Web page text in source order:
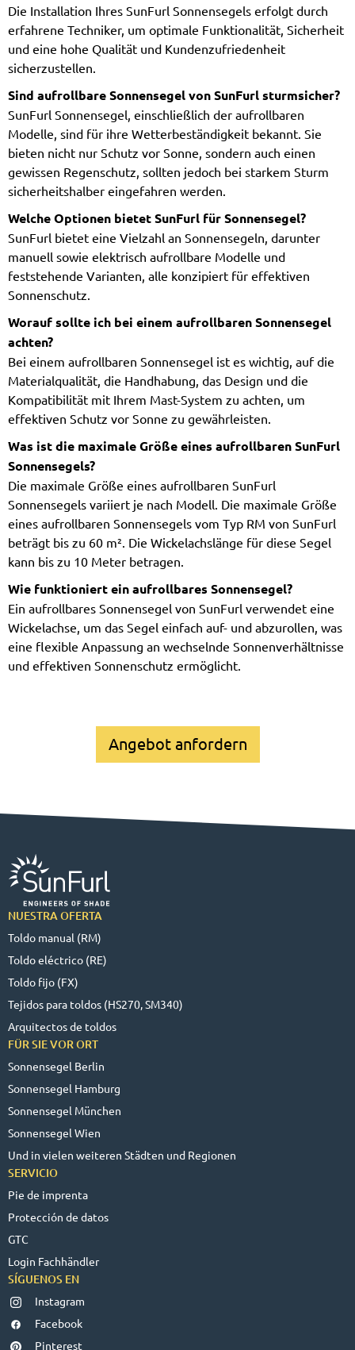
Die Installation Ihres SunFurl Sonnensegels erfolgt durch
erfahrene Techniker, um optimale Funktionalität, Sicherheit
und eine hohe Qualität und Kundenzufriedenheit
sicherzustellen.
Sind aufrollbare Sonnensegel von SunFurl sturmsicher?
SunFurl Sonnensegel, einschließlich der aufrollbaren
Modelle, sind für ihre Wetterbeständigkeit bekannt. Sie
bieten nicht nur Schutz vor Sonne, sondern auch einen
gewissen Regenschutz, sollten jedoch bei starkem Sturm
sicherheitshalber eingefahren werden.
Welche Optionen bietet SunFurl für Sonnensegel?
SunFurl bietet eine Vielzahl an Sonnensegeln, darunter
manuell sowie elektrisch aufrollbare Modelle und
feststehende Varianten, alle konzipiert für effektiven
Sonnenschutz.
Worauf sollte ich bei einem aufrollbaren Sonnensegel
achten?
Bei einem aufrollbaren Sonnensegel ist es wichtig, auf die
Materialqualität, die Handhabung, das Design und die
Kompatibilität mit Ihrem Mast-System zu achten, um
effektiven Schutz vor Sonne zu gewährleisten.
Was ist die maximale Größe eines aufrollbaren SunFurl
Sonnensegels?
Die maximale Größe eines aufrollbaren SunFurl
Sonnensegels variiert je nach Modell. Die maximale Größe
eines aufrollbaren Sonnensegels vom Typ RM von SunFurl
beträgt bis zu 60 m². Die Wickelachslänge für diese Segel
kann bis zu 10 Meter betragen​​.
Wie funktioniert ein aufrollbares Sonnensegel?
Ein aufrollbares Sonnensegel von SunFurl verwendet eine
Wickelachse, um das Segel einfach auf- und abzurollen, was
eine flexible Anpassung an wechselnde Sonnenverhältnisse
und effektiven Sonnenschutz ermöglicht.
Angebot anfordern
NUESTRA OFERTA
Toldo manual (RM)
Toldo eléctrico (RE)
Toldo fijo (FX)
Tejidos para toldos (HS270, SM340)
Arquitectos de toldos
FÜR SIE VOR ORT
Sonnensegel Berlin
Sonnensegel Hamburg
Sonnensegel München
Sonnensegel Wien
Und in vielen weiteren Städten und Regionen
SERVICIO
Pie de imprenta
Protección de datos
GTC
Login Fachhändler
SÍGUENOS EN
Instagram
Facebook
Pinterest